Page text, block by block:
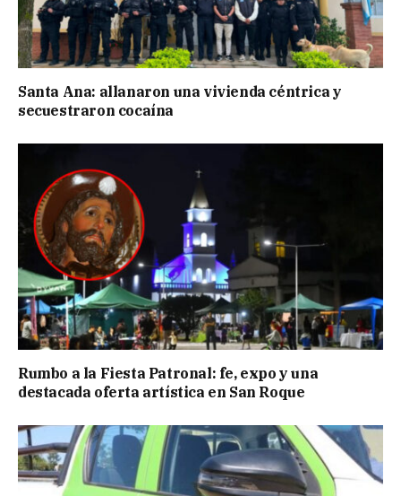
Santa Ana: allanaron una vivienda céntrica y
secuestraron cocaína
Rumbo a la Fiesta Patronal: fe, expo y una
destacada oferta artística en San Roque